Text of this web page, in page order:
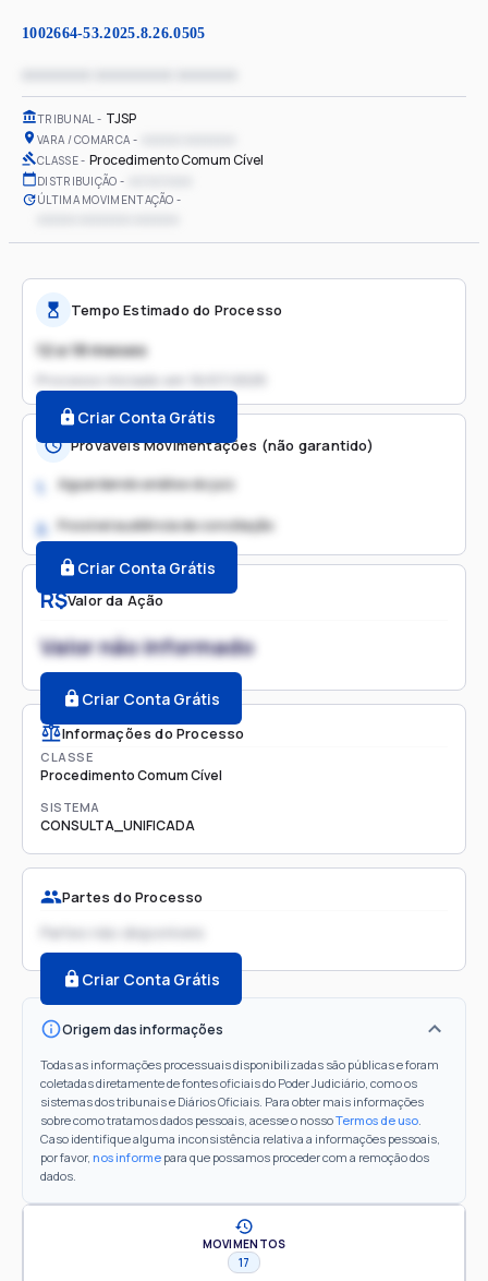
1002664-53.2025.8.26.0505
TRIBUNAL TJSP
VARA / COMARCA
CLASSE Procedimento Comum Cível
DISTRIBUIÇÃO
ÚLTIMA MOVIMENTAÇÃO
R$Valor da Ação
Valor não informado
Criar Conta Grátis
Informações do Processo
CLASSE
Procedimento Comum Cível
SISTEMA
CONSULTA_UNIFICADA
Partes do Processo
Partes não disponíveis
Criar Conta Grátis
Origem das informações
Todas as informações processuais disponibilizadas são públicas e foram
coletadas diretamente de fontes oficiais do Poder Judiciário, como os
sistemas dos tribunais e Diários Oficiais. Para obter mais informações
sobre como tratamos dados pessoais, acesse o nossoTermos de uso.
Caso identifique alguma inconsistência relativa a informações pessoais,
por favor, nos informe para que possamos proceder com a remoção dos
dados.
Tempo Estimado do Processo
12 a 18 meses
Processo iniciado em
Criar Conta Grátis
Prováveis Movimentações (não garantido)
1. Aguardando análise do juiz
2. Possível audiência de conciliação
Criar Conta Grátis
MOVIMENTOS
17